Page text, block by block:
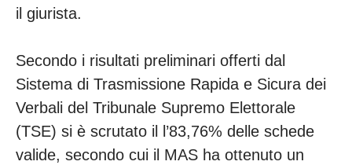
il giurista.
Secondo i risultati preliminari offerti dal
Sistema di Trasmissione Rapida e Sicura dei
Verbali del Tribunale Supremo Elettorale
(TSE) si è scrutato il l’83,76% delle schede
valide, secondo cui il MAS ha ottenuto un